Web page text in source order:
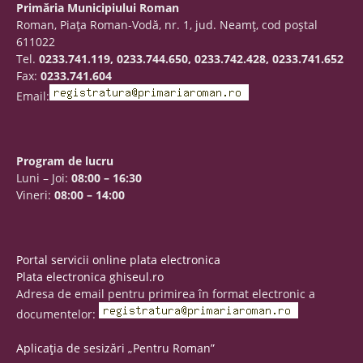
Primăria Municipiului Roman
Roman, Piaţa Roman-Vodă, nr. 1, jud. Neamţ, cod poştal
611022
Tel. 0233.741.119, 0233.744.650, 0233.742.428, 0233.741.652
Fax: 0233.741.604
Email:
Program de lucru
Luni – Joi: 08:00 – 16:30
Vineri: 08:00 – 14:00
Portal servicii online plata electronica
Plata electronica ghiseul.ro
Adresa de email pentru primirea în format electronic a
documentelor:
Aplicația de sesizări „Pentru Roman”